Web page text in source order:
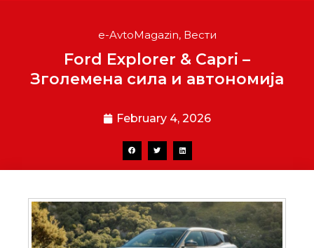
e-AvtoMagazin, Вести
Ford Explorer & Capri –
Зголемена сила и автономија
February 4, 2026